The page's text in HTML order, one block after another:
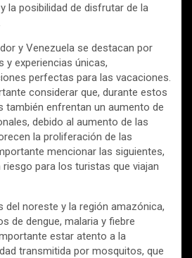
la posibilidad de disfrutar de la
y Venezuela se destacan por
y experiencias únicas,
perfectas para las vacaciones.
considerar que, durante estos
también enfrentan un aumento de
debido al aumento de las
la proliferación de las
mencionar las siguientes,
para los turistas que viajan
del noreste y la región amazónica,
de dengue, malaria y fiebre
estar atento a la
transmitida por mosquitos, que